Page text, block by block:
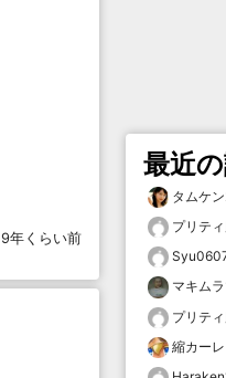
9年くらい前
最近
タムケ
プリテ
マキム
プリテ
縮カーレ